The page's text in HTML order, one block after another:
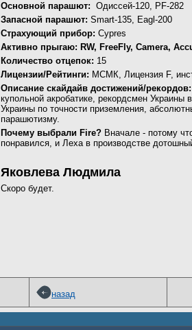
Основной парашют: Одиссей-120, PF-282
Запасной парашют: Smart-135, Eagl-200
Страхующий прибор: Cypres
Активно прыгаю: RW, FreeFly, Camera,
Количество отцепок: 15
Лицензии/Рейтинги: МСМК, Лицензия F,
Описание скайдайв достижений/рекордов:
купольной акробатике, рекордсмен
Украины по точности приземления,
парашютизму.
Почему выбрали Fire? Вначале - потому
понравился, и Леха в производстве
Яковлева Людмила
Скоро будет.
назад